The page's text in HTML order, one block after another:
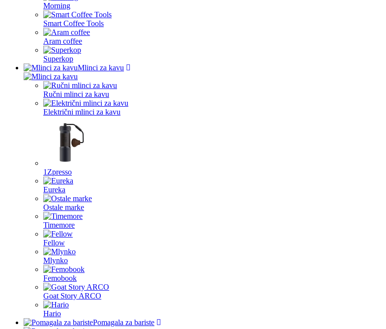
Morning
Smart Coffee Tools
Aram coffee
Superkop
Mlinci za kavu
Ručni mlinci za kavu
Električni mlinci za kavu
1Zpresso
Eureka
Ostale marke
Timemore
Fellow
Mlynko
Femobook
Goat Story ARCO
Hario
Pomagala za bariste